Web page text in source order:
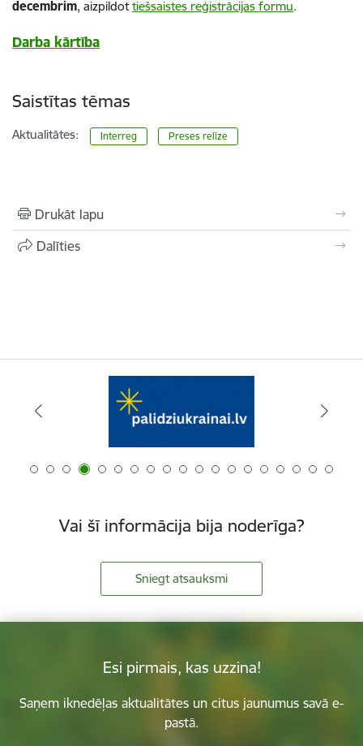
decembrim, aizpildottiešsaistes reģistrācijas formu.
Darba kārtība
Saistītas tēmas
Aktualitātes: Interreg Preses relīze
Drukāt lapu
Dalīties
Vai šī informācija bija noderīga?
Sniegt atsauksmi
Esi pirmais, kas uzzina!
Saņem iknedēļas aktualitātes un citus jaunumus savā e-
pastā.